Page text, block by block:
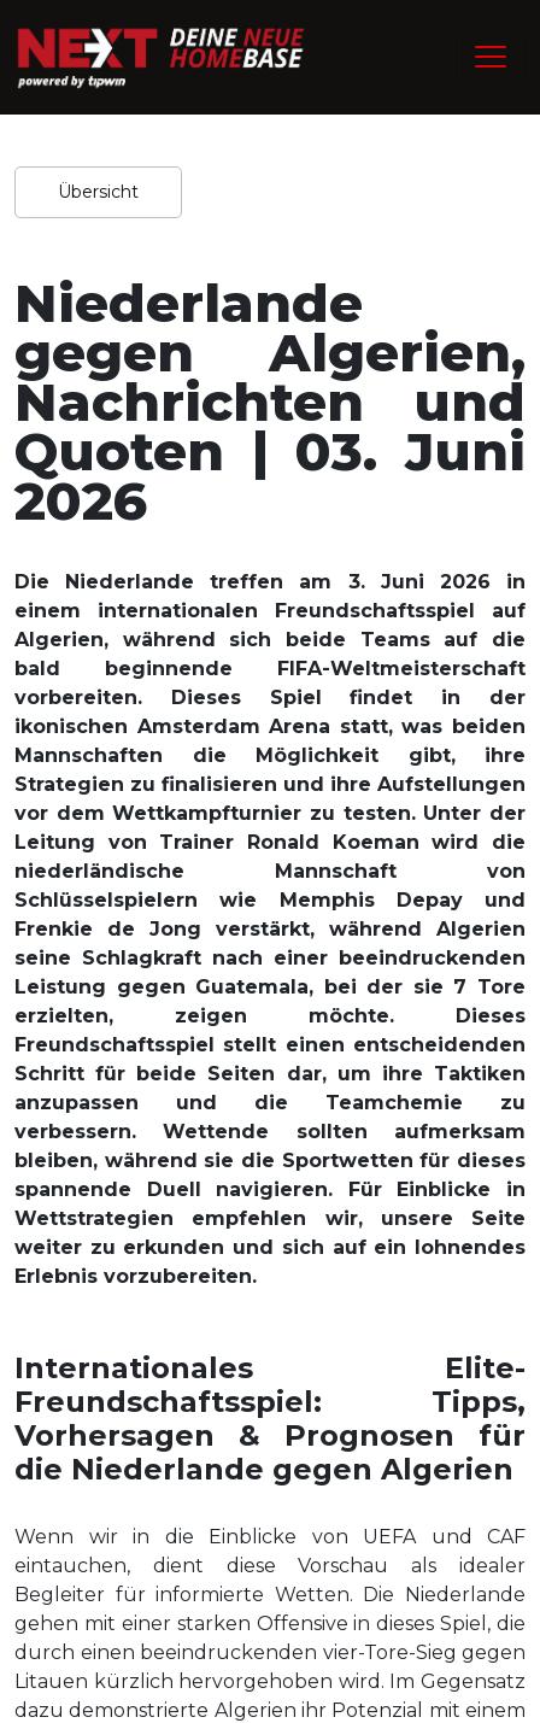
Home/Experten-Tipps
Redaktion / 30.05.2026
Teilen
Übersicht
Niederlande
gegen Algerien,
Nachrichten und
Quoten | 03. Juni
2026
Die Niederlande treffen am 3. Juni 2026 in
einem internationalen Freundschaftsspiel auf
Algerien, während sich beide Teams auf die
bald beginnende FIFA-Weltmeisterschaft
vorbereiten. Dieses Spiel findet in der
ikonischen Amsterdam Arena statt, was beiden
Mannschaften die Möglichkeit gibt, ihre
Strategien zu finalisieren und ihre Aufstellungen
vor dem Wettkampfturnier zu testen. Unter der
Leitung von Trainer Ronald Koeman wird die
niederländische Mannschaft von
Schlüsselspielern wie Memphis Depay und
Frenkie de Jong verstärkt, während Algerien
seine Schlagkraft nach einer beeindruckenden
Leistung gegen Guatemala, bei der sie 7 Tore
erzielten, zeigen möchte. Dieses
Freundschaftsspiel stellt einen entscheidenden
Schritt für beide Seiten dar, um ihre Taktiken
anzupassen und die Teamchemie zu
verbessern. Wettende sollten aufmerksam
bleiben, während sie die Sportwetten für dieses
spannende Duell navigieren. Für Einblicke in
Wettstrategien empfehlen wir, unsere Seite
weiter zu erkunden und sich auf ein lohnendes
Erlebnis vorzubereiten.
Internationales Elite-
Freundschaftsspiel: Tipps,
Vorhersagen & Prognosen für
die Niederlande gegen Algerien
Wenn wir in die Einblicke von UEFA und CAF
eintauchen, dient diese Vorschau als idealer
Begleiter für informierte Wetten. Die Niederlande
gehen mit einer starken Offensive in dieses Spiel, die
durch einen beeindruckenden vier-Tore-Sieg gegen
Litauen kürzlich hervorgehoben wird. Im Gegensatz
dazu demonstrierte Algerien ihr Potenzial mit einem